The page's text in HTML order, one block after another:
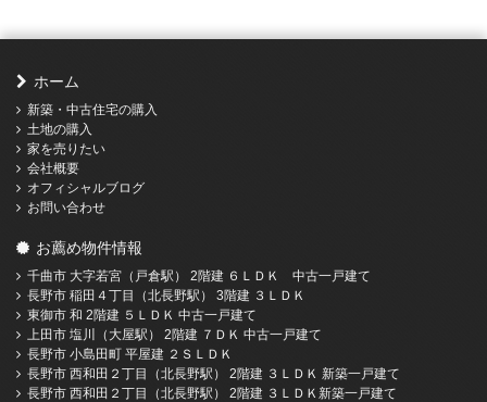
ホーム
新築・中古住宅の購入
土地の購入
家を売りたい
会社概要
オフィシャルブログ
お問い合わせ
お薦め物件情報
千曲市 大字若宮（戸倉駅） 2階建 ６ＬＤＫ 中古一戸建て
長野市 稲田４丁目（北長野駅） 3階建 ３ＬＤＫ
東御市 和 2階建 ５ＬＤＫ 中古一戸建て
上田市 塩川（大屋駅） 2階建 ７ＤＫ 中古一戸建て
長野市 小島田町 平屋建 ２ＳＬＤＫ
長野市 西和田２丁目（北長野駅） 2階建 ３ＬＤＫ 新築一戸建て
長野市 西和田２丁目（北長野駅） 2階建 ３ＬＤＫ新築一戸建て